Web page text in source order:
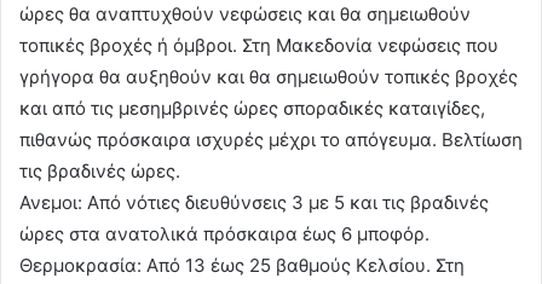
ώρες θα αναπτυχθούν νεφώσεις και θα σημειωθούν
τοπικές βροχές ή όμβροι. Στη Μακεδονία νεφώσεις που
γρήγορα θα αυξηθούν και θα σημειωθούν τοπικές βροχές
και από τις μεσημβρινές ώρες σποραδικές καταιγίδες,
πιθανώς πρόσκαιρα ισχυρές μέχρι το απόγευμα. Βελτίωση
τις βραδινές ώρες.
Ανεμοι: Από νότιες διευθύνσεις 3 με 5 και τις βραδινές
ώρες στα ανατολικά πρόσκαιρα έως 6 μποφόρ.
Θερμοκρασία: Από 13 έως 25 βαθμούς Κελσίου. Στη